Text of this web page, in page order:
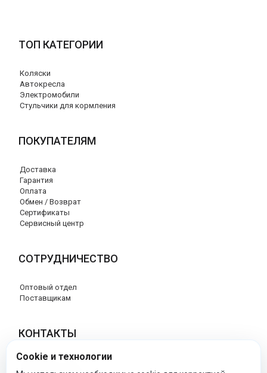
ТОП КАТЕГОРИИ
Коляски
Автокресла
Электромобили
Стульчики для кормления
ПОКУПАТЕЛЯМ
Доставка
Гарантия
Оплата
Обмен / Возврат
Сертификаты
Сервисный центр
СОТРУДНИЧЕСТВО
Оптовый отдел
Поставщикам
КОНТАКТЫ
8 (800) 707-17-56
Cookie и технологии